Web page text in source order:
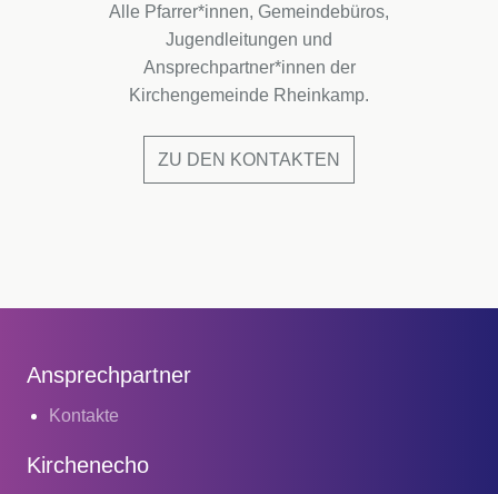
Alle Pfarrer*innen, Gemeindebüros,
Jugendleitungen und
Ansprechpartner*innen der
Kirchengemeinde Rheinkamp.
ZU DEN KONTAKTEN
Ansprechpartner
Kontakte
Kirchenecho